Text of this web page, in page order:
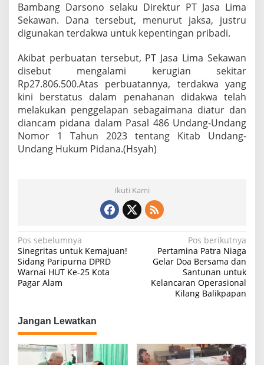
Bambang Darsono selaku Direktur PT Jasa Lima
Sekawan. Dana tersebut, menurut jaksa, justru
digunakan terdakwa untuk kepentingan pribadi.
Akibat perbuatan tersebut, PT Jasa Lima Sekawan
disebut mengalami kerugian sekitar
Rp27.806.500.Atas perbuatannya, terdakwa yang
kini berstatus dalam penahanan didakwa telah
melakukan penggelapan sebagaimana diatur dan
diancam pidana dalam Pasal 486 Undang-Undang
Nomor 1 Tahun 2023 tentang Kitab Undang-
Undang Hukum Pidana.(Hsyah)
Ikuti Kami
N
a
v
a
s
Pos sebelumnya
Sinegritas untuk Kemajuan!
Sidang Paripurna DPRD
Warnai HUT Ke-25 Kota
Pagar Alam
Pos berikutnya
Pertamina Patra Niaga
Gelar Doa Bersama dan
Santunan untuk
Kelancaran Operasional
Kilang Balikpapan
Jangan Lewatkan